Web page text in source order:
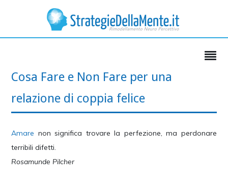
Cosa Fare e Non Fare per una
relazione di coppia felice
Amare non significa trovare la perfezione, ma perdonare
terribili difetti.
Rosamunde Pilcher